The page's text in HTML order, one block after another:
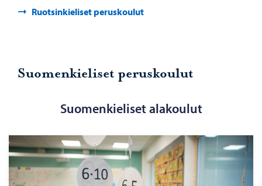
Ruotsinkieliset peruskoulut
Suomenkieliset peruskoulut
Suomenkieliset alakoulut